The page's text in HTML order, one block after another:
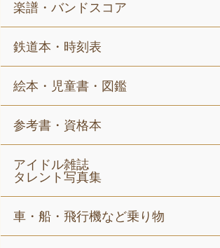
楽譜・バンドスコア
鉄道本・時刻表
絵本・児童書・図鑑
参考書・資格本
アイドル雑誌
タレント写真集
車・船・飛行機など乗り物